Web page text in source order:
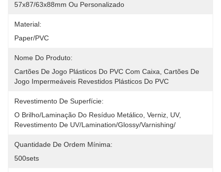
57x87/63x88mm Ou Personalizado
Material:
Paper/PVC
Nome Do Produto:
Cartões De Jogo Plásticos Do PVC Com Caixa, Cartões De
Jogo Impermeáveis Revestidos Plásticos Do PVC
Revestimento De Superfície:
O Brilho/laminação Do Resíduo Metálico, Verniz, UV,
Revestimento De UV/Lamination/Glossy/Varnishing/
Quantidade De Ordem Mínima:
500sets